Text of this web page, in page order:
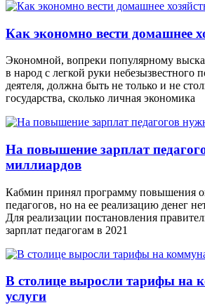
Как экономно вести домашнее
Экономной, вопреки популярному
в народ с легкой руки небезызвестного
деятеля, должна быть не только и не
государства, сколько личная экономика
На повышение зарплат
миллиардов
Кабмин принял программу повышения
педагогов, но на ее реализацию денег
Для реализации постановления
зарплат педагогам в 2021
В столице выросли тарифы на
услуги